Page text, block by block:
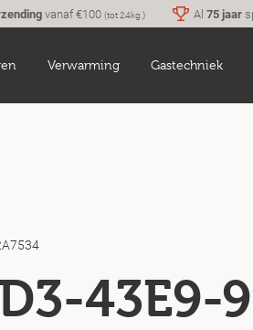
vanaf €100 (tot 24kg.) Al 75 jaar
Verwarming Gastechniek
43E9-